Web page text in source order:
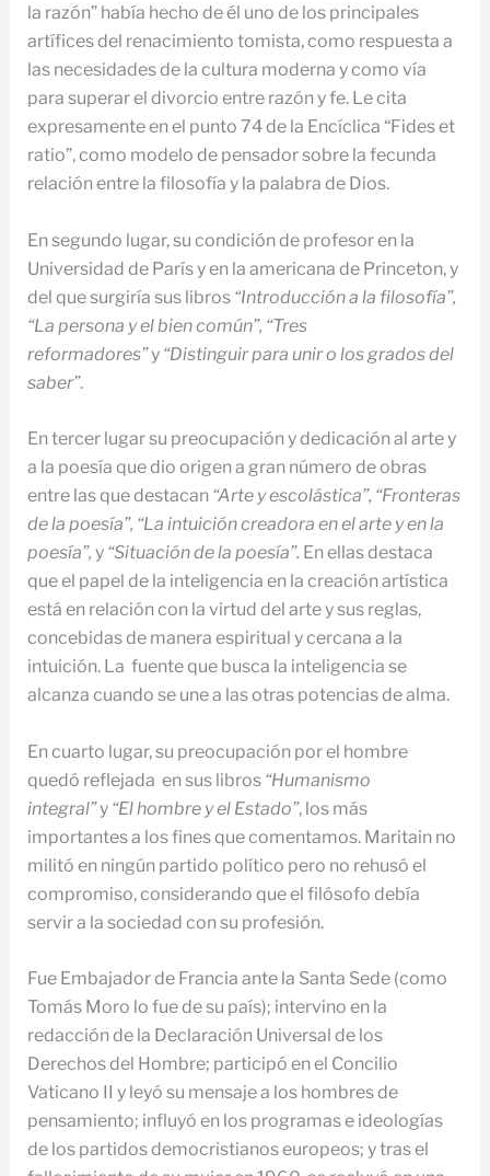
la razón” había hecho de él uno de los principales
artífices del renacimiento tomista, como respuesta a
las necesidades de la cultura moderna y como vía
para superar el divorcio entre razón y fe. Le cita
expresamente en el punto 74 de la Encíclica “Fides et
ratio”, como modelo de pensador sobre la fecunda
relación entre la filosofía y la palabra de Dios.
En segundo lugar, su condición de profesor en la
Universidad de París y en la americana de Princeton, y
del que surgiría sus libros “Introducción a la filosofía”,
“La persona y el bien común”, “Tres
reformadores”y “Distinguir para unir o los grados del
saber”.
En tercer lugar su preocupación y dedicación al arte y
a la poesía que dio origen a gran número de obras
entre las que destacan “Arte y escolástica”, “Fronteras
de la poesía”, “La intuición creadora en el arte y en la
poesía”, y “Situación de la poesía”. En ellas destaca
que el papel de la inteligencia en la creación artística
está en relación con la virtud del arte y sus reglas,
concebidas de manera espiritual y cercana a la
intuición. La fuente que busca la inteligencia se
alcanza cuando se une a las otras potencias de alma.
En cuarto lugar, su preocupación por el hombre
quedó reflejada en sus libros “Humanismo
integral”y “El hombre y el Estado”, los más
importantes a los fines que comentamos. Maritain no
militó en ningún partido político pero no rehusó el
compromiso, considerando que el filósofo debía
servir a la sociedad con su profesión.
Fue Embajador de Francia ante la Santa Sede (como
Tomás Moro lo fue de su país); intervino en la
redacción de la Declaración Universal de los
Derechos del Hombre; participó en el Concilio
Vaticano II y leyó su mensaje a los hombres de
pensamiento; influyó en los programas e ideologías
de los partidos democristianos europeos; y tras el